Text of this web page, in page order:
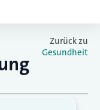
Zurück zu
Gesundheit